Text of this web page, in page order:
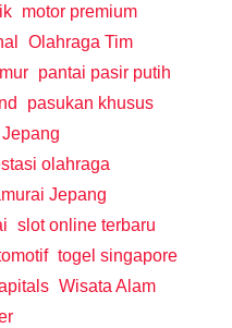
motor premium
Olahraga Tim
pantai pasir putih
pasukan khusus
olahraga
Jepang
slot online terbaru
togel singapore
Wisata Alam